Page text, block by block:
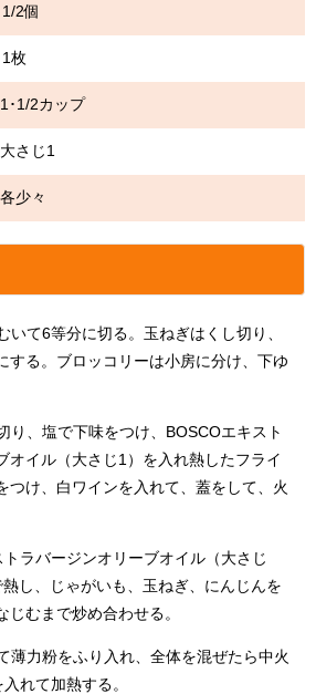
2個
ップ
じ1
々
いて6等分に切る。玉ねぎはくし切り、
する。ブロッコリーは小房に分け、下ゆ
り、塩で下味をつけ、BOSCOエキスト
オイル（大さじ1）を入れ熱したフライ
つけ、白ワインを入れて、蓋をして、火
ラバージンオリーブオイル（大さじ
し、じゃがいも、玉ねぎ、にんじんを
じむまで炒め合わせる。
薄力粉をふり入れ、全体を混ぜたら中火
れて加熱する。